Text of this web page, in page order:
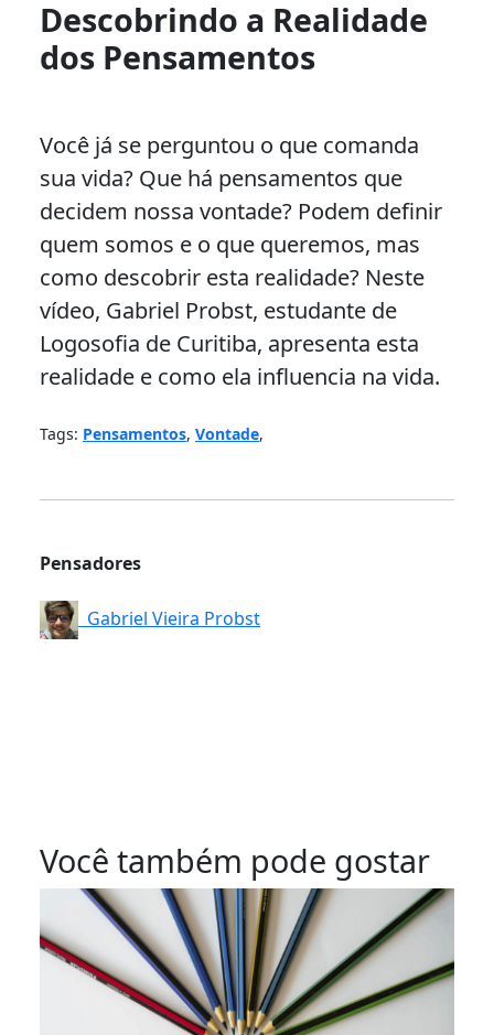
Descobrindo a Realidade
dos Pensamentos
Você já se perguntou o que comanda
sua vida? Que há pensamentos que
decidem nossa vontade? Podem definir
quem somos e o que queremos, mas
como descobrir esta realidade? Neste
vídeo, Gabriel Probst, estudante de
Logosofia de Curitiba, apresenta esta
realidade e como ela influencia na vida.
Tags: Pensamentos, Vontade,
Pensadores
Gabriel Vieira Probst
Você também pode gostar